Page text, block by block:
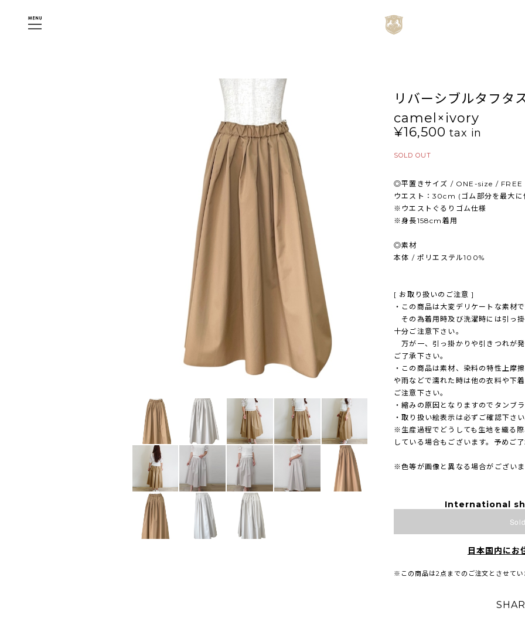
リバーシブルタフタ
camel×ivory
¥16,500 tax in
SOLD OUT
◎平置きサイズ / ONE-size / FREE
ウエスト：30cm (ゴム部分を最大
※ウエストぐるりゴム仕様
※身長158cm着用
◎素材
本体 / ポリエステル100%
[ お取り扱いのご注意 ]
・この商品は大変デリケートな素材
その為着用時及び洗濯時には引っ
十分ご注意下さい。
万が一、引っ掛かりや引きつれが
ご了承下さい。
・この商品は素材、染料の特性上摩
や雨などで濡れた時は他の衣料や下
ご注意下さい。
・縮みの原因となりますのでタンブ
・取り扱い絵表示は必ずご確認下さい
※生産過程でどうしても生地を織る
している場合もございます。予めご了
※色等が画像と異なる場合がございま
International
日本国内にお
※この商品は2点までのご注文とさせてい